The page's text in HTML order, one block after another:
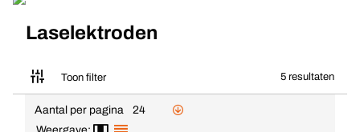
Laselektroden
Toon filter 5 resultaten
Aantal per pagina
24